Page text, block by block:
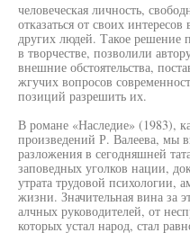
человеческая личность,
отказаться от своих
других людей. Такое решение
в творчестве, позволили
внешние обстоятельства,
жгучих вопросов
позиций разрешить их.
В романе «Наследие» (1983),
произведений Р. Валеева, мы
разложения в сегодняшней
заповедных уголков нации,
утрата трудовой психологии,
жизни. Значительная вина за
алчных руководителей, от
которых устал народ, стал